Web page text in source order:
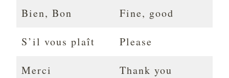
Bien, Bon Fine, good
S’il vous plaît Please
Merci Thank you